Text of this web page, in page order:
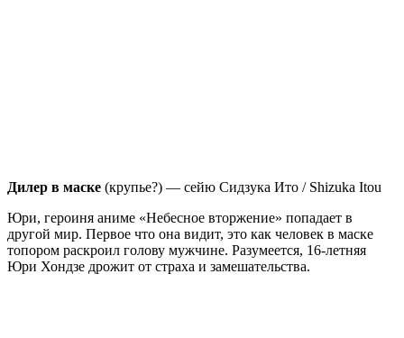
Дилер в маске (крупье?) — сейю Сидзука Ито / Shizuka Itou
Юри, героиня аниме «Небесное вторжение» попадает в
другой мир. Первое что она видит, это как человек в маске
топором раскроил голову мужчине. Разумеется, 16-летняя
Юри Хондзе дрожит от страха и замешательства.